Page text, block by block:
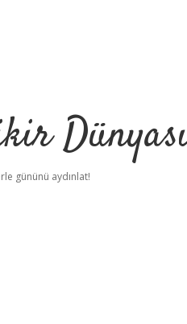
gününü aydınlat!